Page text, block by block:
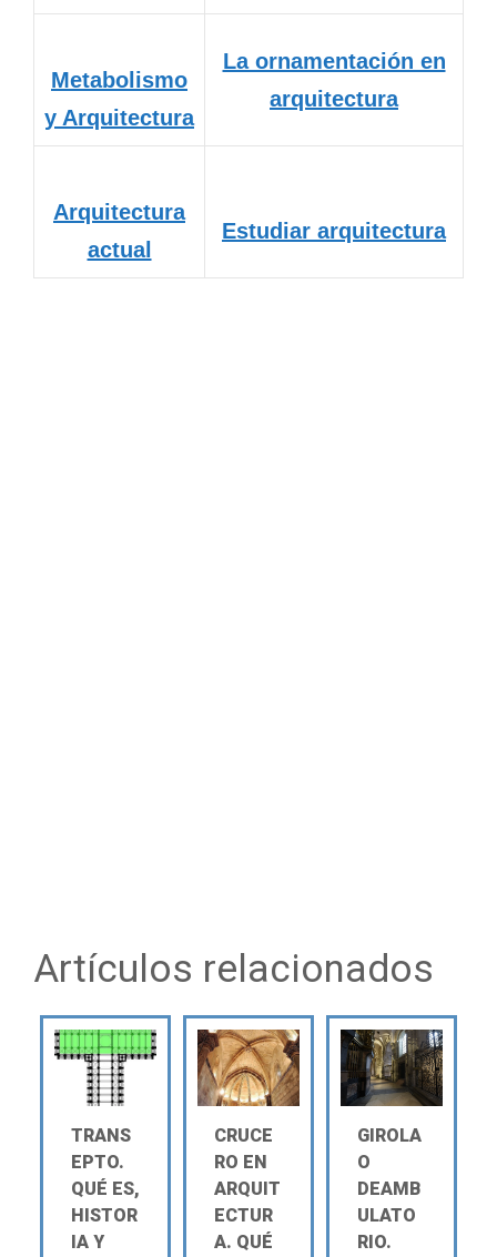
Metabolismo
y Arquitectura
La ornamentación en
arquitectura
Arquitectura
actual
Estudiar arquitectura
Artículos relacionados
TRANS
EPTO.
QUÉ ES,
HISTOR
IA Y
CRUCE
RO EN
ARQUIT
ECTUR
A. QUÉ
GIROLA
O
DEAMB
ULATO
RIO.